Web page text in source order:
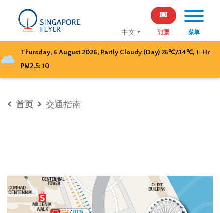
中文 订票 菜单
Thursday, 6 August 2026, Partly Cloudy (Day) 26℃/34℃, 1-Hr
PM2.5: 10
首页 交通指南